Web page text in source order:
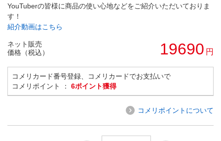
YouTuberの皆様に商品の使い心地などをご紹介いただいておりま
す！
紹介動画はこちら
ネット販売
価格（税込）
19690 円
コメリカード番号登録、コメリカードでお支払いで
コメリポイント ： 6ポイント獲得
コメリポイントについて